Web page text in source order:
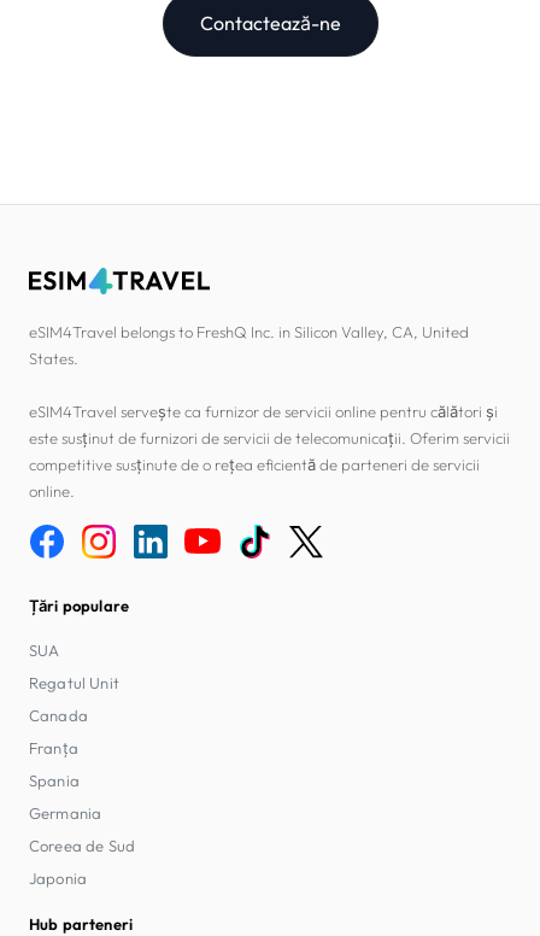
Contactează-ne
eSIM4Travel belongs to FreshQ Inc. in Silicon Valley, CA, United
States.
eSIM4Travel servește ca furnizor de servicii online pentru călători și
este susținut de furnizori de servicii de telecomunicații. Oferim servicii
competitive susținute de o rețea eficientă de parteneri de servicii
online.
Țări populare
SUA
Regatul Unit
Canada
Franța
Spania
Germania
Coreea de Sud
Japonia
Hub parteneri